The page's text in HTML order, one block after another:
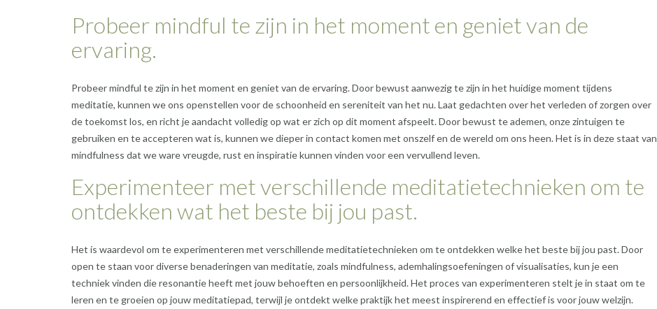
Probeer mindful te zijn in het moment en geniet van de
ervaring.
Probeer mindful te zijn in het moment en geniet van de ervaring. Door bewust aanwezig te zijn in het huidige moment tijdens
meditatie, kunnen we ons openstellen voor de schoonheid en sereniteit van het nu. Laat gedachten over het verleden of zorgen over
de toekomst los, en richt je aandacht volledig op wat er zich op dit moment afspeelt. Door bewust te ademen, onze zintuigen te
gebruiken en te accepteren wat is, kunnen we dieper in contact komen met onszelf en de wereld om ons heen. Het is in deze staat van
mindfulness dat we ware vreugde, rust en inspiratie kunnen vinden voor een vervullend leven.
Experimenteer met verschillende meditatietechnieken om te
ontdekken wat het beste bij jou past.
Het is waardevol om te experimenteren met verschillende meditatietechnieken om te ontdekken welke het beste bij jou past. Door
open te staan voor diverse benaderingen van meditatie, zoals mindfulness, ademhalingsoefeningen of visualisaties, kun je een
techniek vinden die resonantie heeft met jouw behoeften en persoonlijkheid. Het proces van experimenteren stelt je in staat om te
leren en te groeien op jouw meditatiepad, terwijl je ontdekt welke praktijk het meest inspirerend en effectief is voor jouw welzijn.